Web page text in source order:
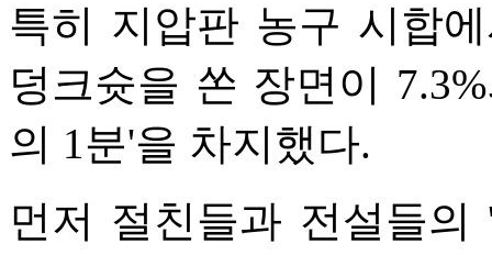
특히 지압판 농구 시합
덩크슛을 쏜 장면이
의 1분'을 차지했다.
먼저 절친들과 전설들